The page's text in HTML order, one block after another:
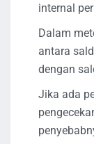
internal
Dalam
antara
dengan
Jika ada